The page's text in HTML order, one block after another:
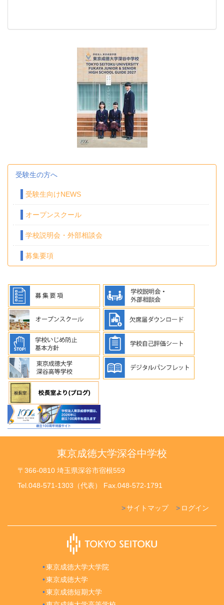
受験生の方へ
受験生向けNEWS
オープンスクール
学校説明会・外部相談会
募集要項
東京成徳大学深谷中学校
〒366-0810 埼玉県深谷市宿根559
Tel.048-571-1303（代表） Fax.048-572-1791
ログイン
サイトマップ
東京成徳大学大学院
東京成徳大学
東京成徳短期大学